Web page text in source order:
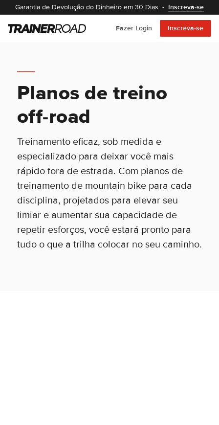
Garantia de Devolução do Dinheiro em 30 Dias - Inscreva-se
Fazer Login Inscreva-se
Planos de treino
off-road
Treinamento eficaz, sob medida e
especializado para deixar você mais
rápido fora de estrada. Com planos de
treinamento de mountain bike para cada
disciplina, projetados para elevar seu
limiar e aumentar sua capacidade de
repetir esforços, você estará pronto para
tudo o que a trilha colocar no seu caminho.